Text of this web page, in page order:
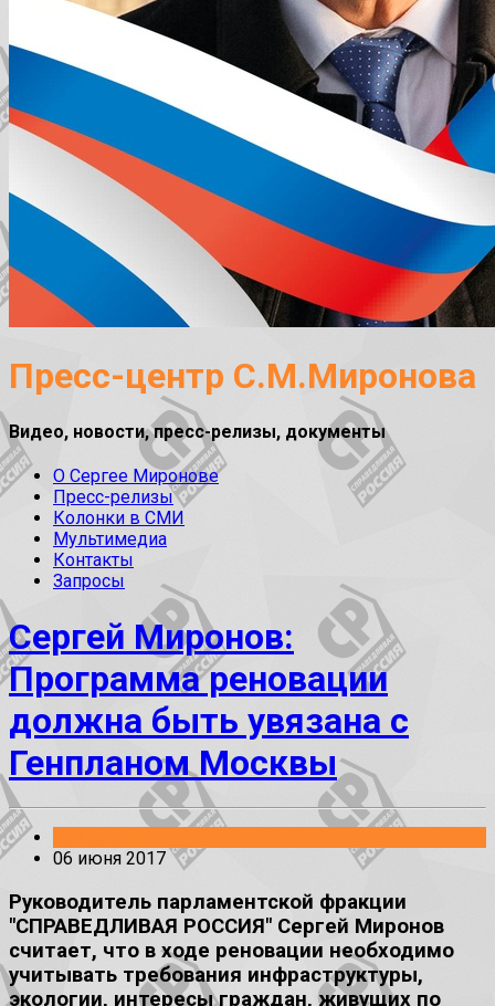
Пресс-центр С.М.Миронова
Видео, новости, пресс-релизы, документы
О Сергее Миронове
Пресс-релизы
Колонки в СМИ
Мультимедиа
Контакты
Запросы
Сергей Миронов:
Программа реновации
должна быть увязана с
Генпланом Москвы
06 июня 2017
Руководитель парламентской фракции
"СПРАВЕДЛИВАЯ РОССИЯ" Сергей Миронов
считает, что в ходе реновации необходимо
учитывать требования инфраструктуры,
экологии, интересы граждан, живущих по